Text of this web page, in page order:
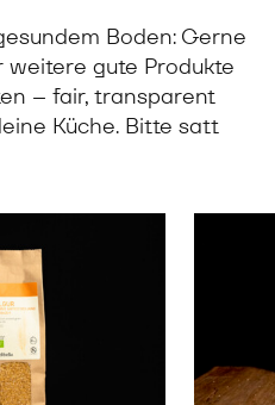
Boden: Gerne
gute Produkte
– fair, transparent
Küche. Bitte satt